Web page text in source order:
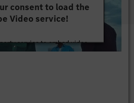
consent to load the
Video service!
service to embed video
data about your activity.